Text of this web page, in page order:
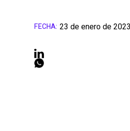
FECHA: 23 de enero de 2023